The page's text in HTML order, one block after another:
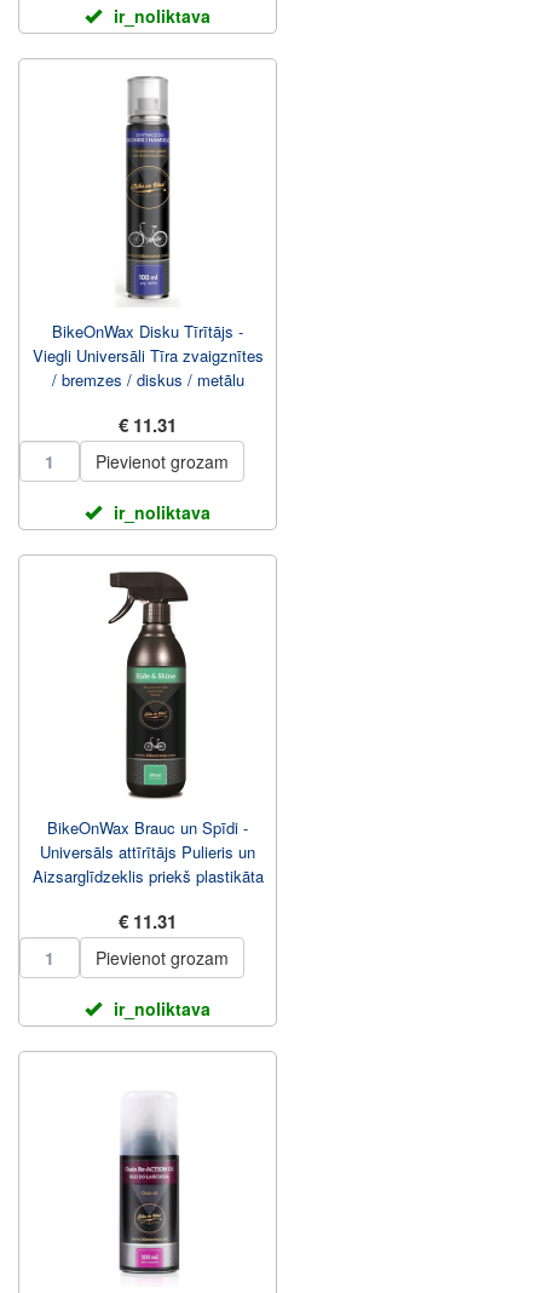
ir_noliktava
BikeOnWax Disku Tīrītājs -
Viegli Universāli Tīra zvaigznītes
/ bremzes / diskus / metālu
€ 11.31
Pievienot grozam
ir_noliktava
BikeOnWax Brauc un Spīdi -
Universāls attīrītājs Pulieris un
Aizsarglīdzeklis priekš plastikāta
€ 11.31
Pievienot grozam
ir_noliktava